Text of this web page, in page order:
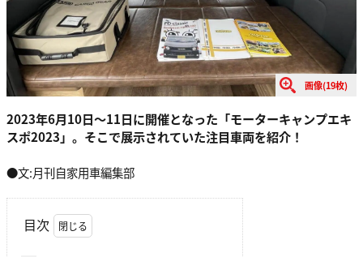
画像(19枚)
2023年6月10日〜11日に開催となった「モーターキャンプエキ
スポ2023」。そこで展示されていた注目車両を紹介！
●文:月刊自家用車編集部
目次